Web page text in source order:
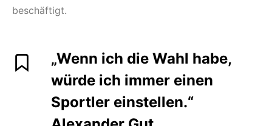
beschäftigt.
„Wenn ich die Wahl habe,
würde ich immer einen
Sportler einstellen.“